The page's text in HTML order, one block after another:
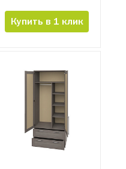
Купить в 1 клик